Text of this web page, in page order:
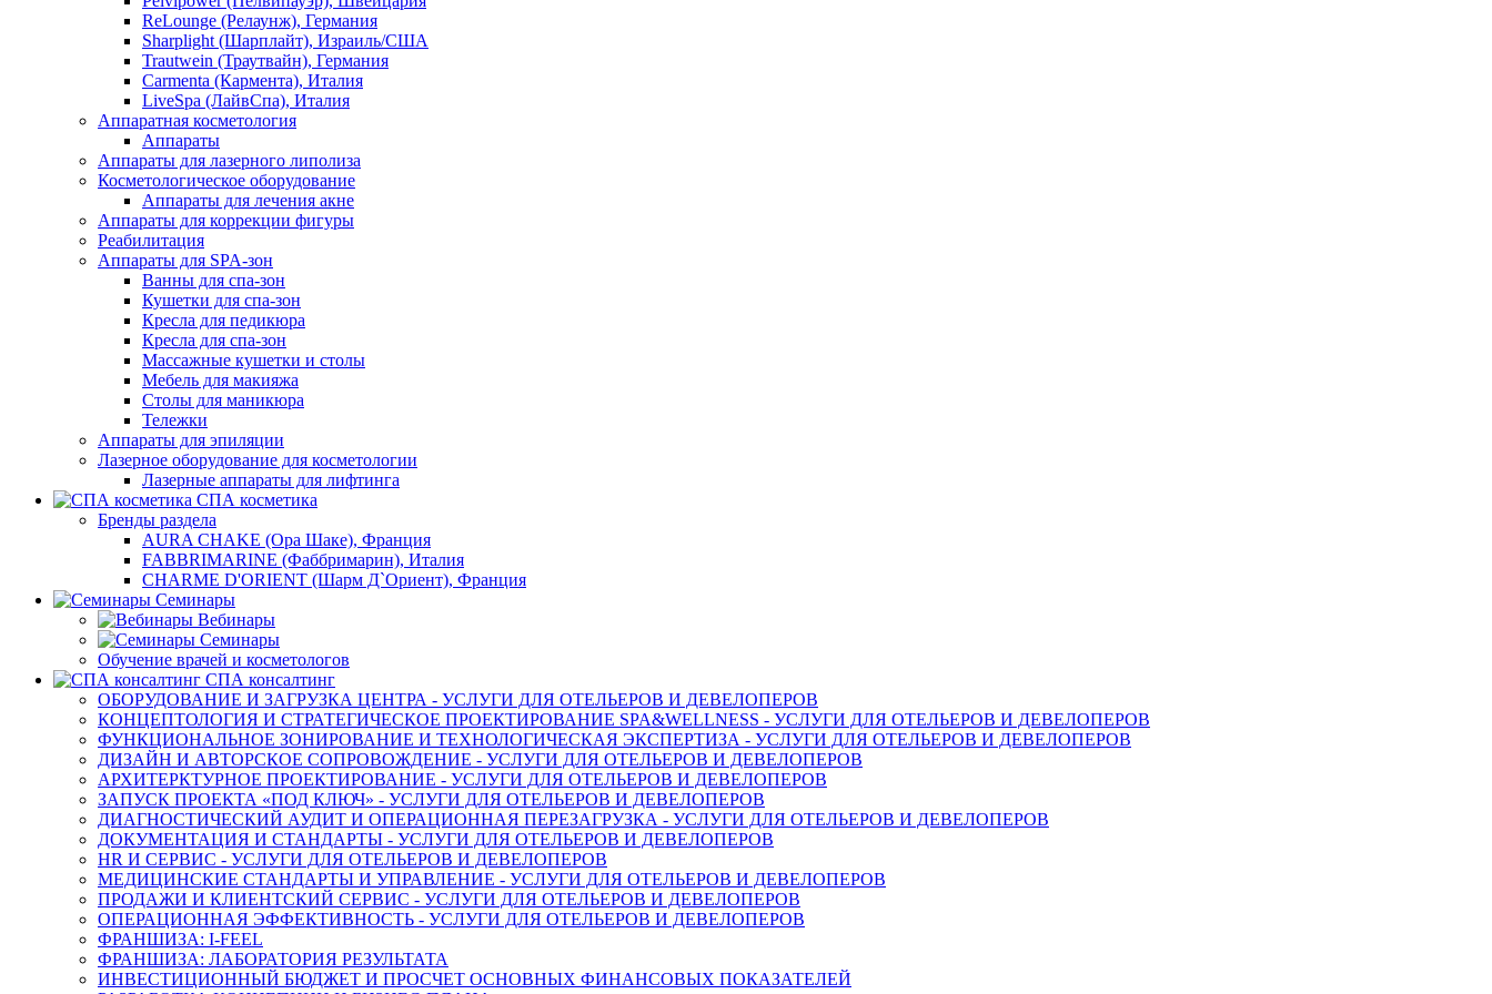
ReLounge (Релаунж), Германия
Sharplight (Шарплайт), Израиль/США
Trautwein (Траутвайн), Германия
Carmenta (Кармента), Италия
LiveSpa (ЛайвСпа), Италия
Аппаратная косметология
Аппараты
Аппараты для лазерного липолиза
Косметологическое оборудование
Аппараты для лечения акне
Аппараты для коррекции фигуры
Реабилитация
Аппараты для SPA-зон
Ванны для спа-зон
Кушетки для спа-зон
Кресла для педикюра
Кресла для спа-зон
Массажные кушетки и столы
Мебель для макияжа
Столы для маникюра
Тележки
Аппараты для эпиляции
Лазерное оборудование для косметологии
Лазерные аппараты для лифтинга
СПА косметика
Бренды раздела
AURA CHAKE (Ора Шаке), Франция
FABBRIMARINE (Фаббримарин), Италия
CHARME D'ORIENT (Шарм Д`Ориент), Франция
Семинары
Вебинары
Семинары
Обучение врачей и косметологов
СПА консалтинг
ОБОРУДОВАНИЕ И ЗАГРУЗКА ЦЕНТРА - УСЛУГИ ДЛЯ ОТЕЛЬЕРОВ И ДЕВЕЛОПЕРОВ
КОНЦЕПТОЛОГИЯ И СТРАТЕГИЧЕСКОЕ ПРОЕКТИРОВАНИЕ SPA&WELLNESS - УСЛУГИ ДЛЯ ОТЕЛЬЕРОВ И ДЕВЕЛОПЕРОВ
ФУНКЦИОНАЛЬНОЕ ЗОНИРОВАНИЕ И ТЕХНОЛОГИЧЕСКАЯ ЭКСПЕРТИЗА - УСЛУГИ ДЛЯ ОТЕЛЬЕРОВ И ДЕВЕЛОПЕРОВ
ДИЗАЙН И АВТОРСКОЕ СОПРОВОЖДЕНИЕ - УСЛУГИ ДЛЯ ОТЕЛЬЕРОВ И ДЕВЕЛОПЕРОВ
АРХИТЕРКТУРНОЕ ПРОЕКТИРОВАНИЕ - УСЛУГИ ДЛЯ ОТЕЛЬЕРОВ И ДЕВЕЛОПЕРОВ
ЗАПУСК ПРОЕКТА «ПОД КЛЮЧ» - УСЛУГИ ДЛЯ ОТЕЛЬЕРОВ И ДЕВЕЛОПЕРОВ
ДИАГНОСТИЧЕСКИЙ АУДИТ И ОПЕРАЦИОННАЯ ПЕРЕЗАГРУЗКА - УСЛУГИ ДЛЯ ОТЕЛЬЕРОВ И ДЕВЕЛОПЕРОВ
ДОКУМЕНТАЦИЯ И СТАНДАРТЫ - УСЛУГИ ДЛЯ ОТЕЛЬЕРОВ И ДЕВЕЛОПЕРОВ
HR И СЕРВИС - УСЛУГИ ДЛЯ ОТЕЛЬЕРОВ И ДЕВЕЛОПЕРОВ
МЕДИЦИНСКИЕ СТАНДАРТЫ И УПРАВЛЕНИЕ - УСЛУГИ ДЛЯ ОТЕЛЬЕРОВ И ДЕВЕЛОПЕРОВ
ПРОДАЖИ И КЛИЕНТСКИЙ СЕРВИС - УСЛУГИ ДЛЯ ОТЕЛЬЕРОВ И ДЕВЕЛОПЕРОВ
ОПЕРАЦИОННАЯ ЭФФЕКТИВНОСТЬ - УСЛУГИ ДЛЯ ОТЕЛЬЕРОВ И ДЕВЕЛОПЕРОВ
ФРАНШИЗА: I-FEEL
ФРАНШИЗА: ЛАБОРАТОРИЯ РЕЗУЛЬТАТА
ИНВЕСТИЦИОННЫЙ БЮДЖЕТ И ПРОСЧЕТ ОСНОВНЫХ ФИНАНСОВЫХ ПОКАЗАТЕЛЕЙ